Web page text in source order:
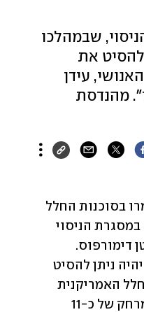
שבמהלכו
מיליון ק"מ כדי להסיט את
עידן
מהנדסת